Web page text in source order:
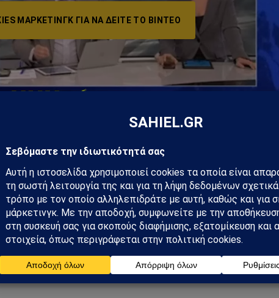
ΜΆΡΚΕΤΙΝΓΚ ΓΙΑ ΝΑ ΔΕΊΤΕ ΤΟ ΒΙΝΤΕΟ